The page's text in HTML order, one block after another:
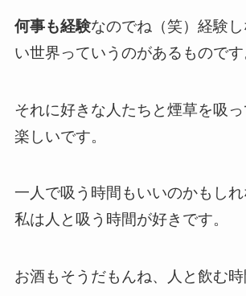
何事も経験なのでね（笑）経験
い世界っていうのがあるものです
それに好きな人たちと煙草を吸
楽しいです。
一人で吸う時間もいいのかもしれ
私は人と吸う時間が好きです。
お酒もそうだもんね、人と飲む時